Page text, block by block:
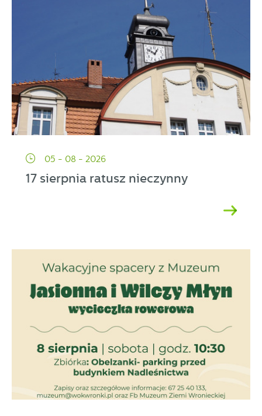
05 - 08 - 2026
17 sierpnia ratusz nieczynny